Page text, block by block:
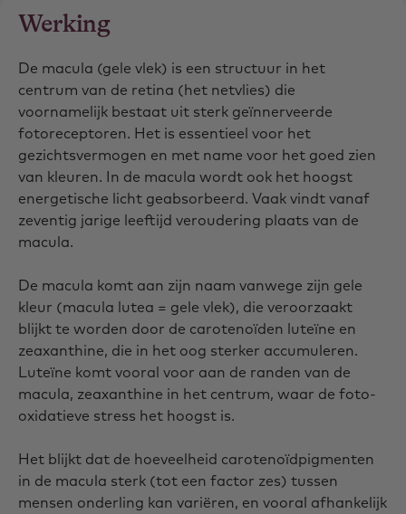
Werking
De macula (gele vlek) is een structuur in het
centrum van de retina (het netvlies) die
voornamelijk bestaat uit sterk geïnnerveerde
fotoreceptoren. Het is essentieel voor het
gezichtsvermogen en met name voor het goed zien
van kleuren. In de macula wordt ook het hoogst
energetische licht geabsorbeerd. Vaak vindt vanaf
zeventig jarige leeftijd veroudering plaats van de
macula.
De macula komt aan zijn naam vanwege zijn gele
kleur (macula lutea = gele vlek), die veroorzaakt
blijkt te worden door de carotenoïden luteïne en
zeaxanthine, die in het oog sterker accumuleren.
Luteïne komt vooral voor aan de randen van de
macula, zeaxanthine in het centrum, waar de foto-
oxidatieve stress het hoogst is.
Het blijkt dat de hoeveelheid carotenoïdpigmenten
in de macula sterk (tot een factor zes) tussen
mensen onderling kan variëren, en vooral afhankelijk